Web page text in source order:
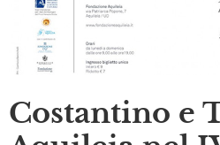
Costantino e